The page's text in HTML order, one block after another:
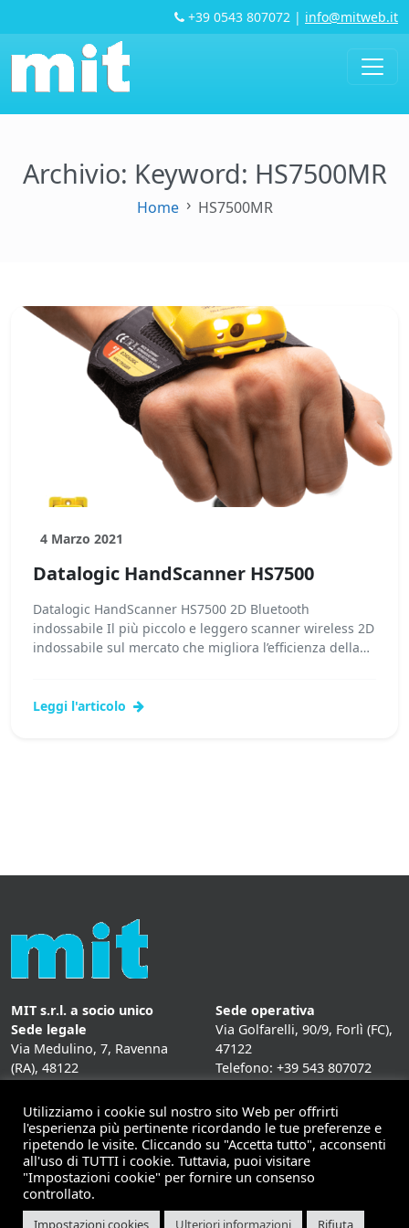
+39 0543 807072 | info@mitweb.it
Archivio: Keyword: HS7500MR
Home HS7500MR
4 Marzo 2021
Datalogic HandScanner HS7500
Datalogic HandScanner HS7500 2D Bluetooth
indossabile Il più piccolo e leggero scanner wireless 2D
indossabile sul mercato che migliora l’efficienza della
Leggi l'articolo
MIT s.r.l. a socio unico
Sede legale
Via Medulino, 7, Ravenna
(RA), 48122
Sede operativa
Via Golfarelli, 90/9, Forlì (FC),
47122
Telefono: +39 543 807072
Mail: info@mitweb.it
INFORMATIVE
Privacy Policy
Cookie Policy
Utilizziamo i cookie sul nostro sito Web per offrirti
l'esperienza più pertinente ricordando le tue preferenze e
ripetendo le visite. Cliccando su "Accetta tutto", acconsenti
all'uso di TUTTI i cookie. Tuttavia, puoi visitare
"Impostazioni cookie" per fornire un consenso
controllato.
Impostazioni cookies Ulteriori informazioni Rifiuta